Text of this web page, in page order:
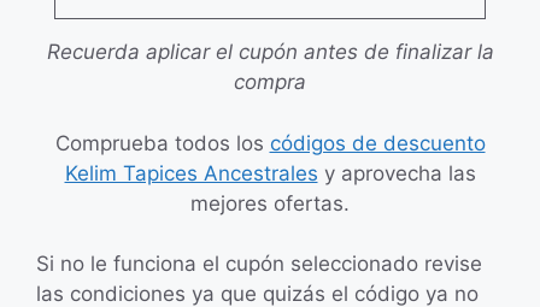
Recuerda aplicar el cupón antes de finalizar la
compra
Comprueba todos los códigos de descuento
Kelim Tapices Ancestrales y aprovecha las
mejores ofertas.
Si no le funciona el cupón seleccionado revise
las condiciones ya que quizás el código ya no